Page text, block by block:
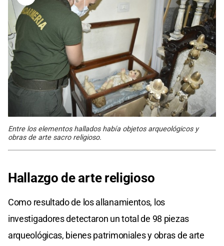
Entre los elementos hallados había objetos arqueológicos y
obras de arte sacro religioso.
Hallazgo de arte religioso
Como resultado de los allanamientos, los
investigadores detectaron un total de 98 piezas
arqueológicas, bienes patrimoniales y obras de arte